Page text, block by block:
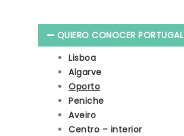
QUIERO CONOCER PORTUGAL
Lisboa
Algarve
Oporto
Peniche
Aveiro
Centro – interior